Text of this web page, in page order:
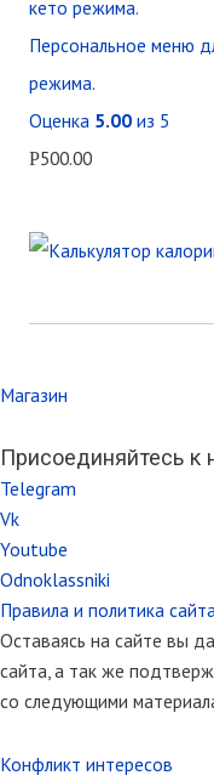
Персональное меню
режима.
Оценка 5.00из 5
Р500.00
Магазин
Присоединяйтесь к
Telegram
Vk
Youtube
Odnoklassniki
Правила и политика
Оставаясь на сайте вы
сайта, а так же
со следующими
Конфликт интересов